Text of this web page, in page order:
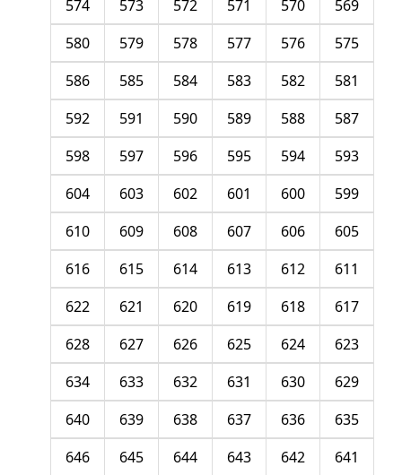
569
570
571
572
573
574
575
576
577
578
579
580
581
582
583
584
585
586
587
588
589
590
591
592
593
594
595
596
597
598
599
600
601
602
603
604
605
606
607
608
609
610
611
612
613
614
615
616
617
618
619
620
621
622
623
624
625
626
627
628
629
630
631
632
633
634
635
636
637
638
639
640
641
642
643
644
645
646